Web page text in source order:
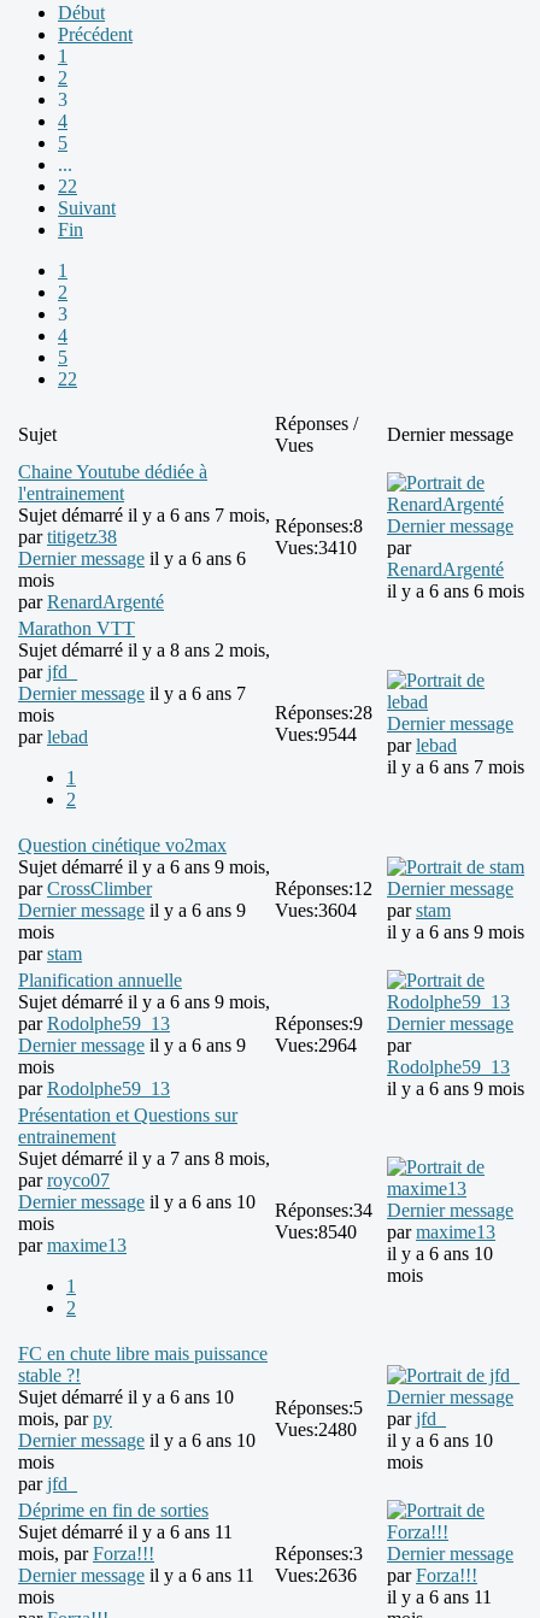
Début
Précédent
1
2
3
4
5
...
22
Suivant
Fin
1
2
3
4
5
22
Sujet
Réponses /
Vues
Dernier message
Chaine Youtube dédiée à
l'entrainement
Sujet démarré il y a 6 ans 7 mois,
partitigetz38
Dernier message il y a 6 ans 6
mois
parRenardArgenté
Réponses:8
Vues:3410
Dernier message
par
RenardArgenté
il y a 6 ans 6 mois
Marathon VTT
Sujet démarré il y a 8 ans 2 mois,
parjfd_
Dernier message il y a 6 ans 7
mois
parlebad
1
2
Réponses:28
Vues:9544
Dernier message
parlebad
il y a 6 ans 7 mois
Question cinétique vo2max
Sujet démarré il y a 6 ans 9 mois,
parCrossClimber
Dernier message il y a 6 ans 9
mois
parstam
Réponses:12
Vues:3604
Dernier message
parstam
il y a 6 ans 9 mois
Planification annuelle
Sujet démarré il y a 6 ans 9 mois,
parRodolphe59_13
Dernier message il y a 6 ans 9
mois
parRodolphe59_13
Réponses:9
Vues:2964
Dernier message
par
Rodolphe59_13
il y a 6 ans 9 mois
Présentation et Questions sur
entrainement
Sujet démarré il y a 7 ans 8 mois,
parroyco07
Dernier message il y a 6 ans 10
mois
parmaxime13
1
2
Réponses:34
Vues:8540
Dernier message
parmaxime13
il y a 6 ans 10
mois
FC en chute libre mais puissance
stable ?!
Sujet démarré il y a 6 ans 10
mois, parpy
Dernier message il y a 6 ans 10
mois
parjfd_
Réponses:5
Vues:2480
Dernier message
parjfd_
il y a 6 ans 10
mois
Déprime en fin de sorties
Sujet démarré il y a 6 ans 11
mois, parForza!!!
Dernier message il y a 6 ans 11
mois
Réponses:3
Vues:2636
Dernier message
parForza!!!
il y a 6 ans 11